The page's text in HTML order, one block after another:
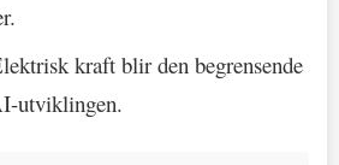
kraft blir den begrensende
utviklingen.